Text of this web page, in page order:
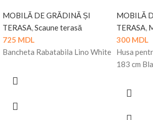
MOBILĂ DE GRĂDINĂ ȘI
TERASA,Scaune terasă
725 MDL
Bancheta Rabatabila Lino White
MOBILĂ
TERASA,
300 MDL
Husa
183 cm